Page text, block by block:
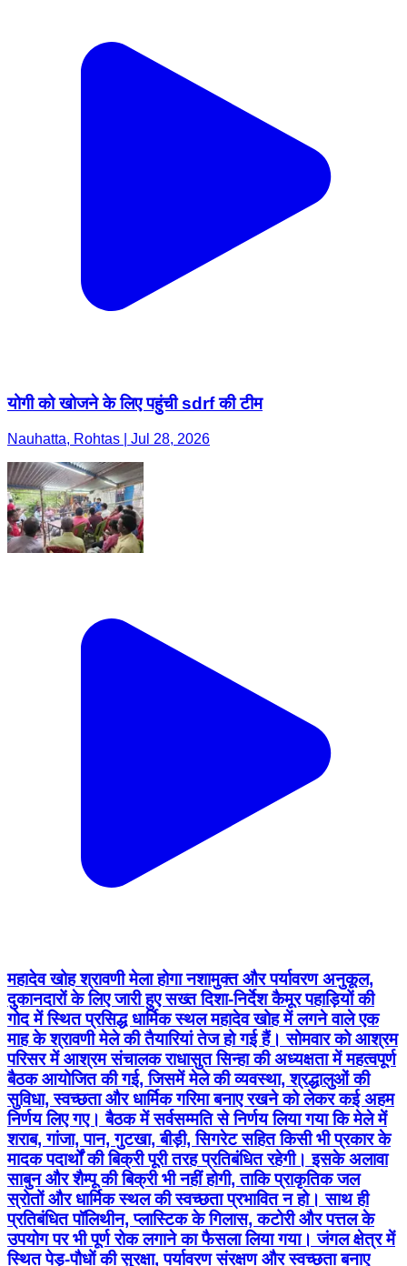
योगी को खोजने के लिए पहुंची sdrf की टीम
Nauhatta, Rohtas | Jul 28, 2026
महादेव खोह श्रावणी मेला होगा नशामुक्त और पर्यावरण अनुकूल,
दुकानदारों के लिए जारी हुए सख्त दिशा-निर्देश कैमूर पहाड़ियों की
गोद में स्थित प्रसिद्ध धार्मिक स्थल महादेव खोह में लगने वाले एक
माह के श्रावणी मेले की तैयारियां तेज हो गई हैं। सोमवार को आश्रम
परिसर में आश्रम संचालक राधासुत सिन्हा की अध्यक्षता में महत्वपूर्ण
बैठक आयोजित की गई, जिसमें मेले की व्यवस्था, श्रद्धालुओं की
सुविधा, स्वच्छता और धार्मिक गरिमा बनाए रखने को लेकर कई अहम
निर्णय लिए गए। बैठक में सर्वसम्मति से निर्णय लिया गया कि मेले में
शराब, गांजा, पान, गुटखा, बीड़ी, सिगरेट सहित किसी भी प्रकार के
मादक पदार्थों की बिक्री पूरी तरह प्रतिबंधित रहेगी। इसके अलावा
साबुन और शैम्पू की बिक्री भी नहीं होगी, ताकि प्राकृतिक जल
स्रोतों और धार्मिक स्थल की स्वच्छता प्रभावित न हो। साथ ही
प्रतिबंधित पॉलिथीन, प्लास्टिक के गिलास, कटोरी और पत्तल के
उपयोग पर भी पूर्ण रोक लगाने का फैसला लिया गया। जंगल क्षेत्र में
स्थित पेड़-पौधों की सुरक्षा, पर्यावरण संरक्षण और स्वच्छता बनाए